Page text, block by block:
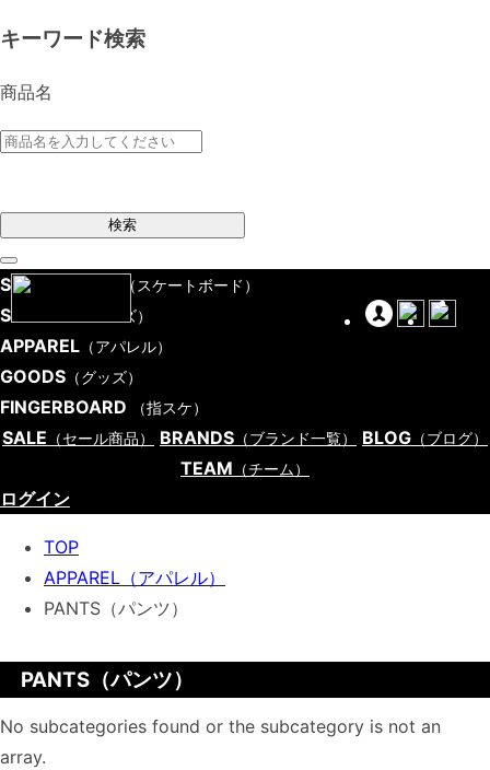
キーワード検索
商品名
検索
SKATEBOARD （スケートボード）
SHOES （シューズ）
APPAREL （アパレル）
GOODS （グッズ）
FINGERBOARD （指スケ）
SALE （セール商品） BRANDS （ブランド一覧） BLOG （ブログ）
TEAM （チーム）
ログイン
TOP
APPAREL（アパレル）
PANTS（パンツ）
PANTS（パンツ）
No subcategories found or the subcategory is not an
array.